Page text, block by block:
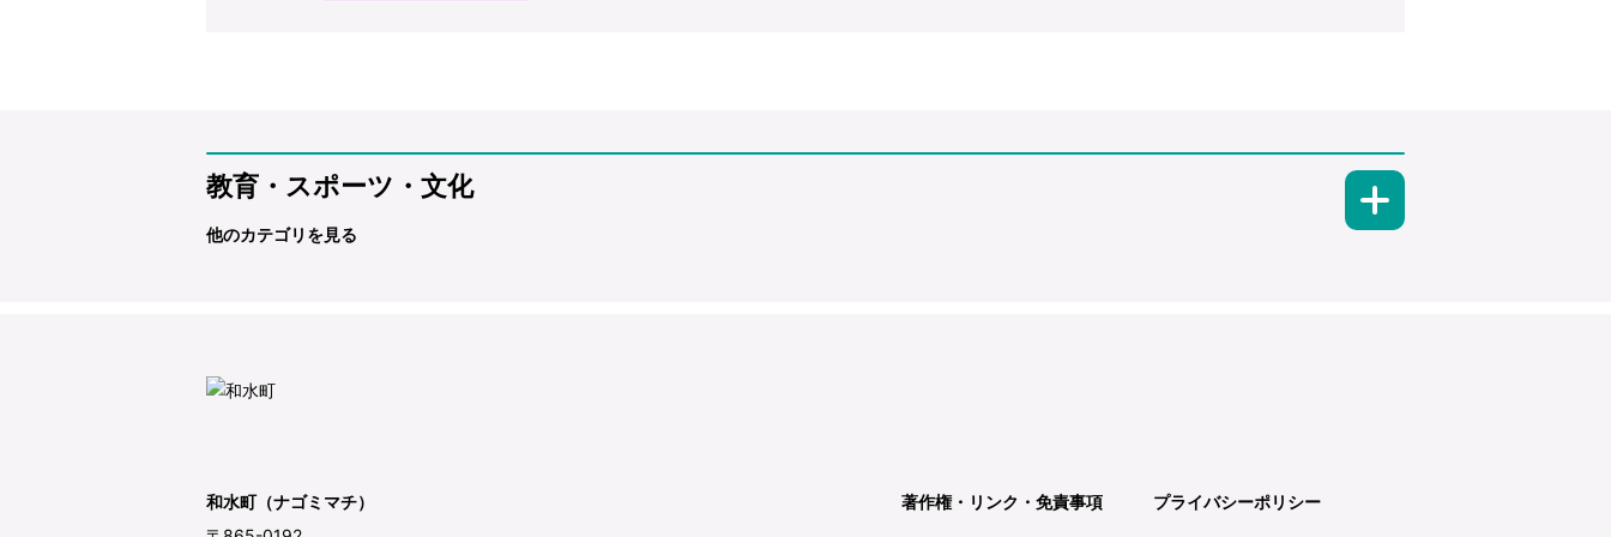
教育・スポーツ・文化
他のカテゴリを見る
和水町（ナゴミマチ）
著作権・リンク・免責事項 プライバシーポリシー